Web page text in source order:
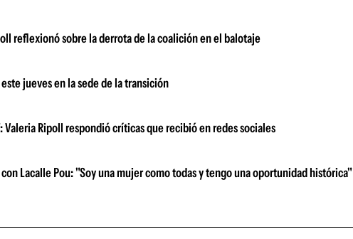
reflexionó sobre la derrota de la coalición en el balotaje
jueves en la sede de la transición
Ripoll respondió críticas que recibió en redes sociales
Lacalle Pou: "Soy una mujer como todas y tengo una oportunidad histórica"